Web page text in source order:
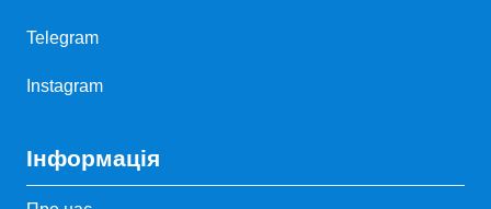
Telegram
Instagram
Інформація